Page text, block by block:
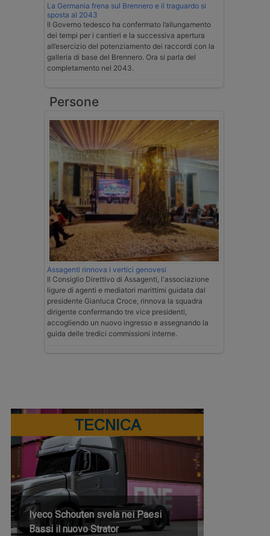
La Germania frena sul Brennero e il traguardo si
sposta al 2043
Il Governo tedesco ha confermato l’allungamento
dei tempi per i cantieri e la successiva apertura
all’esercizio del potenziamento dei raccordi con la
galleria di base del Brennero. Ora si parla del
completamento nel 2043.
Persone
Assagenti rinnova i vertici genovesi
Il Consiglio Direttivo di Assagenti, l'associazione
ligure di agenti e mediatori marittimi guidata dal
presidente Gianluca Croce, rinnova la squadra
dirigente confermando tre vice presidenti,
accogliendo un nuovo ingresso e assegnando la
guida delle tredici commissioni interne.
TECNICA
Iveco Schouten svela nei Paesi
Bassi il nuovo Strator